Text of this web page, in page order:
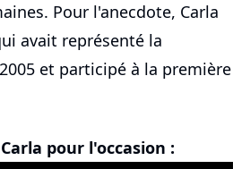
Pour l'anecdote, Carla
avait représenté la
et participé à la première
pour l'occasion :